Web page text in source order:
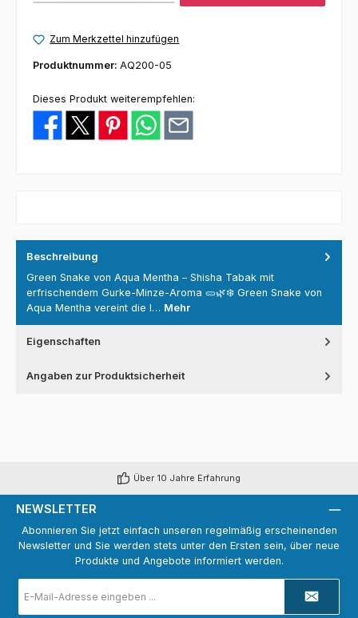
Zum Merkzettel hinzufügen
Produktnummer: AQ200-05
Dieses Produkt weiterempfehlen:
Beschreibung
Green Snake von Aqua Mentha – Shisha Tabak mit
erfrischendem Gurke-Minze-Aroma 🥒🌿❄️ Green Snake von
Aqua Mentha vereint die l… Mehr
Eigenschaften
Angaben zur Produktsicherheit
Über 10 Jahre Erfahrung
NEWSLETTER
Abonnieren Sie jetzt einfach unseren regelmäßig erscheinenden
Newsletter und Sie werden stets unter den Ersten sein, über neue
Produkte und Angebote informiert werden.
Mail-
Adresse